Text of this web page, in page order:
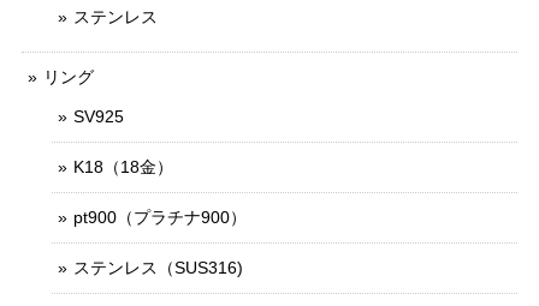
ステンレス
リング
SV925
K18（18金）
pt900（プラチナ900）
ステンレス（SUS316)